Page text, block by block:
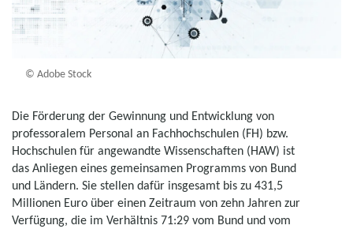
© Adobe Stock
Die Förderung der Gewinnung und Entwicklung von
professoralem Personal an Fachhochschulen (FH) bzw.
Hochschulen für angewandte Wissenschaften (HAW) ist
das Anliegen eines gemeinsamen Programms von Bund
und Ländern. Sie stellen dafür insgesamt bis zu 431,5
Millionen Euro über einen Zeitraum von zehn Jahren zur
Verfügung, die im Verhältnis 71:29 vom Bund und vom